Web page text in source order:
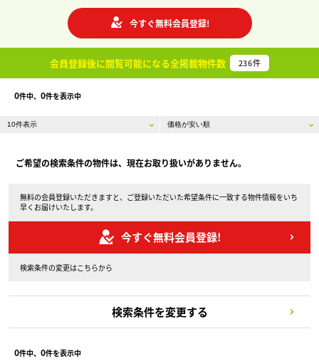
今すぐ無料会員登録!
会員登録後に閲覧可能になる全掲載物件数 236件
0件中、 0件を表示中
ご希望の検索条件の物件は、現在お取り扱いがありません。
無料の会員登録いただきますと、ご登録いただいた希望条件に一致する物件情報をいち
早くお届けいたします。
今すぐ無料会員登録!
検索条件の変更はこちらから
検索条件を変更する
0件中、 0件を表示中